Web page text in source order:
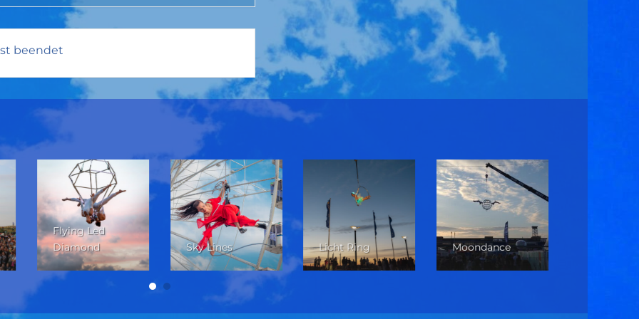
beendet
Flying Led
Diamond
Sky Lines Licht Ring Moondance